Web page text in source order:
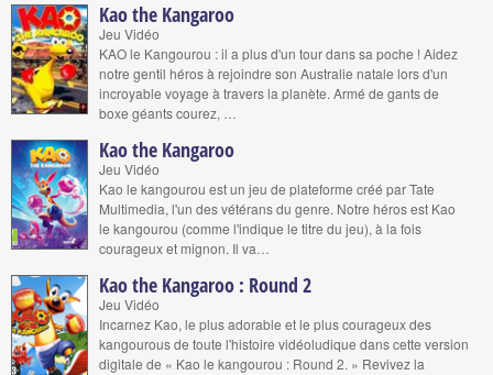
Kao the Kangaroo
Jeu Vidéo
KAO le Kangourou : il a plus d'un tour dans sa poche ! Aidez
notre gentil héros à rejoindre son Australie natale lors d'un
incroyable voyage à travers la planète. Armé de gants de
boxe géants courez, …
Kao the Kangaroo
Jeu Vidéo
Kao le kangourou est un jeu de plateforme créé par Tate
Multimedia, l'un des vétérans du genre. Notre héros est Kao
le kangourou (comme l'indique le titre du jeu), à la fois
courageux et mignon. Il va…
Kao the Kangaroo : Round 2
Jeu Vidéo
Incarnez Kao, le plus adorable et le plus courageux des
kangourous de toute l'histoire vidéoludique dans cette version
digitale de « Kao le kangourou : Round 2. » Revivez la